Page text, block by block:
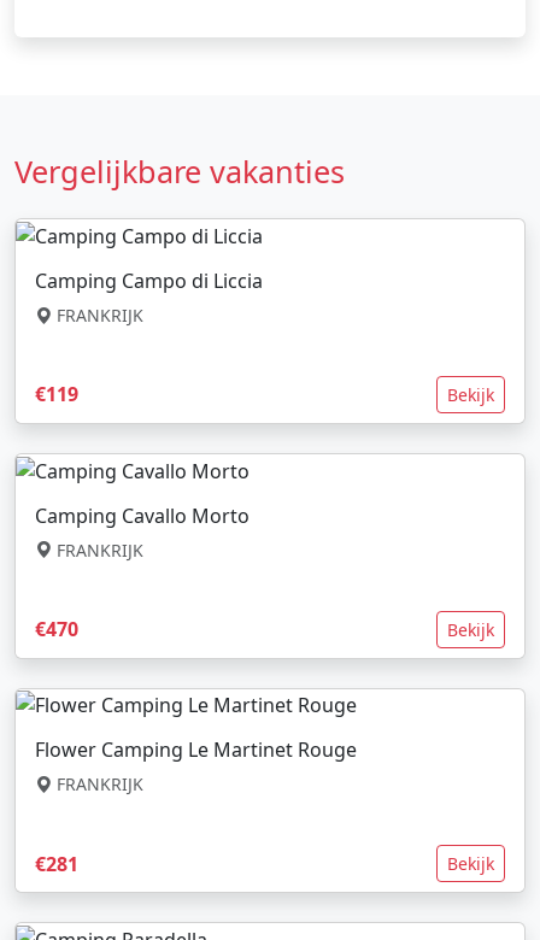
Vergelijkbare vakanties
Camping Campo di Liccia
FRANKRIJK
€119 Bekijk
Camping Cavallo Morto
FRANKRIJK
€470 Bekijk
Flower Camping Le Martinet Rouge
FRANKRIJK
€281 Bekijk